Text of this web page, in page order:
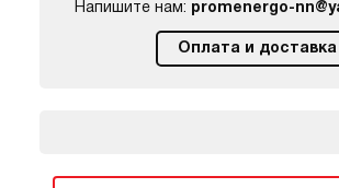
Напишите нам: promenergo-
Оплата и доставка